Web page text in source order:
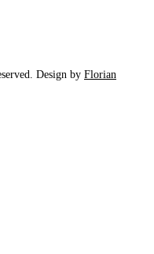
Design by Florian